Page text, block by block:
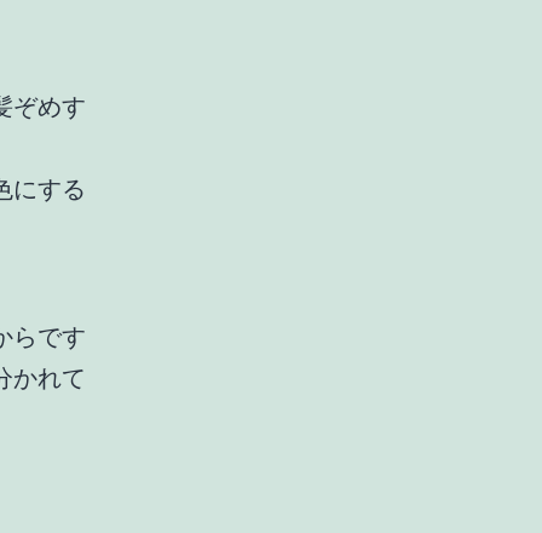
ぞめす
にする
らです
かれて